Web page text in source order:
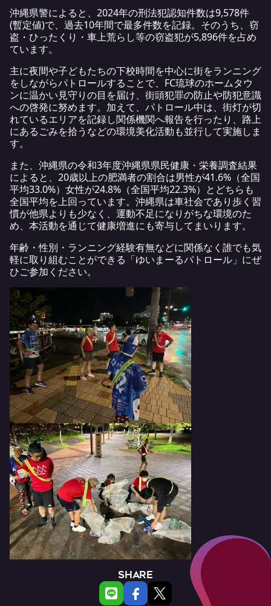
沖縄県警によると、 2024年の刑法犯認知件数は9,578件
(暫定値)で、過去10年間で最多件数を記録。そのうち、窃
盗・ひったくり・車上荒らし等の窃盗犯が5,896件を占め
ています。
主に夜間や子どもたちの下校時間を中心に街をランニング
をしながらパトロールすることで、FC琉球のホームタウ
ンに温かい見守りの目を届け、街頭犯罪の防止や防犯意識
への啓発に努めます。加えて、パトロール中は、街灯が切
れているエリアを記録し関係機関へ報告を行ったり、路上
にあるごみを拾うなどの環境美化活動も並行して実施しま
す。
また、沖縄県の令和3年度沖縄県県民健康・栄養調査結果
によると、20歳以上の肥満者の割合は男性が41.6%（全国
平均33.0%）女性が24.8%（全国平均22.3%）とどちらも
全国平均を上回っています。沖縄県は車社会であり歩く習
慣が他県よりも少なく、運動不足になりがちな環境のた
め、本活動を通じて健康増進にも寄与してまいります。
年齢・性別・ランニング経験有無などに関係なく誰でも気
軽に取り組むことができる「ゆいまーるパトロール」にぜ
ひご参加ください。
SHARE